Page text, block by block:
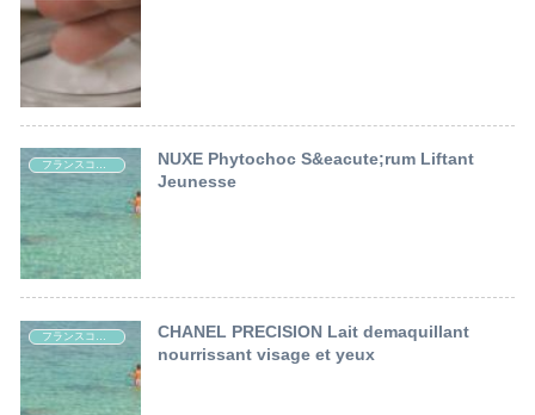
NUXE Phytochoc S&eacute;rum Liftant
Jeunesse
CHANEL PRECISION Lait demaquillant
nourrissant visage et yeux